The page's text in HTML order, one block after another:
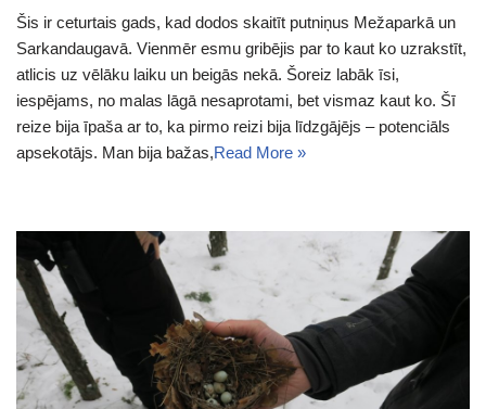
Šis ir ceturtais gads, kad dodos skaitīt putniņus Mežaparkā un
Sarkandaugavā. Vienmēr esmu gribējis par to kaut ko uzrakstīt,
atlicis uz vēlāku laiku un beigās nekā. Šoreiz labāk īsi,
iespējams, no malas lāgā nesaprotami, bet vismaz kaut ko. Šī
reize bija īpaša ar to, ka pirmo reizi bija līdzgājējs – potenciāls
apsekotājs. Man bija bažas,Read More »